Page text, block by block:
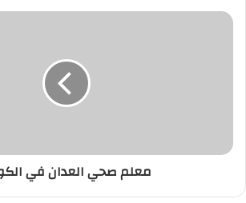
معلم صحي العدان في